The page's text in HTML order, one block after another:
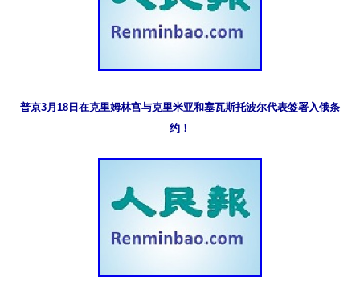
普京3月18日在克里姆林宫与克里米亚和塞瓦斯托波尔代表签署入俄条
约！